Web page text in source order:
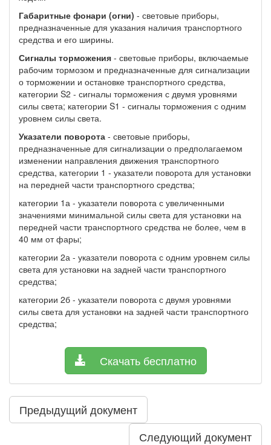
Габаритные фонари (огни) - световые приборы,
предназначенные для указания наличия транспортного
средства и его ширины.
Сигналы торможения - световые приборы, включаемые
рабочим тормозом и предназначенные для сигнализации
о торможении и остановке транспортного средства,
категории S2 - сигналы торможения с двумя уровнями
силы света; категории S1 - сигналы торможения с одним
уровнем силы света.
Указатели поворота - световые приборы,
предназначенные для сигнализации о предполагаемом
изменении направления движения транспортного
средства, категории 1 - указатели поворота для установки
на передней части транспортного средства;
категории 1а - указатели поворота с увеличенными
значениями минимальной силы света для установки на
передней части транспортного средства не более, чем в
40 мм от фары;
категории 2а - указатели поворота с одним уровнем силы
света для установки на задней части транспортного
средства;
категории 2б - указатели поворота с двумя уровнями
силы света для установки на задней части транспортного
средства;
Скачать бесплатно
Предыдущий документ
Следующий документ